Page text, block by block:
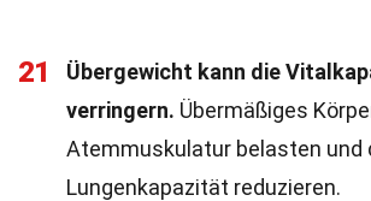
21
Übergewicht kann die
verringern. Übermäßiges
Atemmuskulatur belasten und
Lungenkapazität reduzieren.